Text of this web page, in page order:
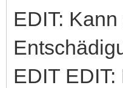
EDIT:
EDIT